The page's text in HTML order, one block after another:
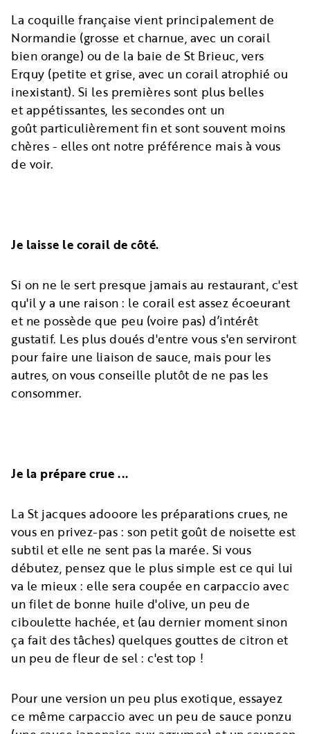
La coquille française vient principalement de
Normandie (grosse et charnue, avec un corail
bien orange) ou de la baie de St Brieuc, vers
Erquy (petite et grise, avec un corail atrophié ou
inexistant). Si les premières sont plus belles
et appétissantes, les secondes ont un
goût particulièrement fin et sont souvent moins
chères - elles ont notre préférence mais à vous
de voir.
Je laisse le corail de côté.
Si on ne le sert presque jamais au restaurant, c'est
qu'il y a une raison : le corail est assez écoeurant
et ne possède que peu (voire pas) d’intérêt
gustatif. Les plus doués d'entre vous s'en serviront
pour faire une liaison de sauce, mais pour les
autres, on vous conseille plutôt de ne pas les
consommer.
Je la prépare crue ...
La St jacques adooore les préparations crues, ne
vous en privez-pas : son petit goût de noisette est
subtil et elle ne sent pas la marée. Si vous
débutez, pensez que le plus simple est ce qui lui
va le mieux : elle sera coupée en carpaccio avec
un filet de bonne huile d'olive, un peu de
ciboulette hachée, et (au dernier moment sinon
ça fait des tâches) quelques gouttes de citron et
un peu de fleur de sel : c'est top !
Pour une version un peu plus exotique, essayez
ce même carpaccio avec un peu de sauce ponzu